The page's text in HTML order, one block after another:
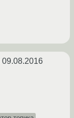
09.08.2016